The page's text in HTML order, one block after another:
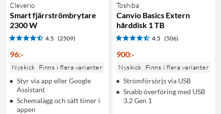
Cleverio
Smart fjärrströmbrytare
2300 W
4.5 (2509)
96:-
Nyskick Finns i flera varianter
Styr via app eller Google
Assistant
Schemalägg och sätt timer i
appen
Toshiba
Canvio Basics Extern
hårddisk 1 TB
4.5 (506)
900:-
Nyskick Finns i flera varianter
Strömförsörjs via USB
Snabb överföring med USB
3.2 Gen 1